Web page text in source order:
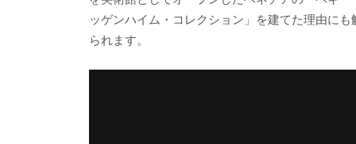
ッゲンハイム・コレクション」を建てた理由にも
られます。